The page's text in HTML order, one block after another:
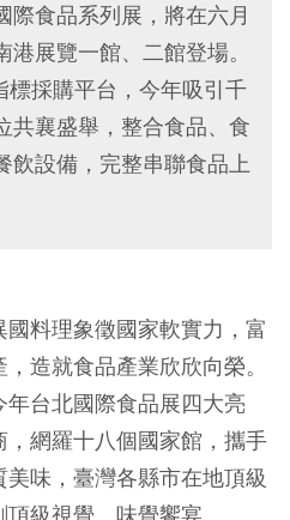
食品系列展，將在六月
展覽一館、二館登場。
標採購平台，今年吸引千
共襄盛舉，整合食品、食
飲設備，完整串聯食品上
料理象徵國家軟實力，富
造就食品產業欣欣向榮。
年台北國際食品展四大亮
網羅十八個國家館，攜手
味，臺灣各縣市在地頂級